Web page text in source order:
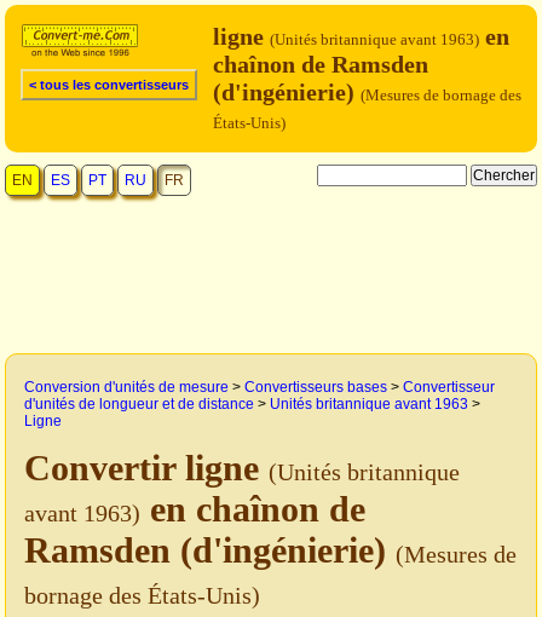
< tous les convertisseurs
ligne (Unités britannique avant 1963) en
chaînon de Ramsden
(d'ingénierie) (Mesures de bornage des
États-Unis)
EN ES PT RU FR
Conversion d'unités de mesure > Convertisseurs bases > Convertisseur
d'unités de longueur et de distance > Unités britannique avant 1963 >
Ligne
Convertir ligne (Unités britannique
avant 1963) en chaînon de
Ramsden (d'ingénierie) (Mesures de
bornage des États-Unis)